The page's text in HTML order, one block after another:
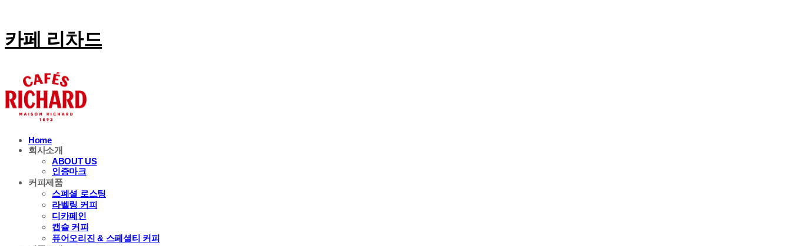
카페 리차드
Home
회사소개
ABOUT US
인증마크
커피제품
스폐셜 로스팅
라벨링 커피
디카페인
캡슐 커피
퓨어오리진 & 스페셜티 커피